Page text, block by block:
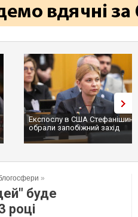
Експослу в США Стефанішиній
обрали запобіжний захід
»
буде
році